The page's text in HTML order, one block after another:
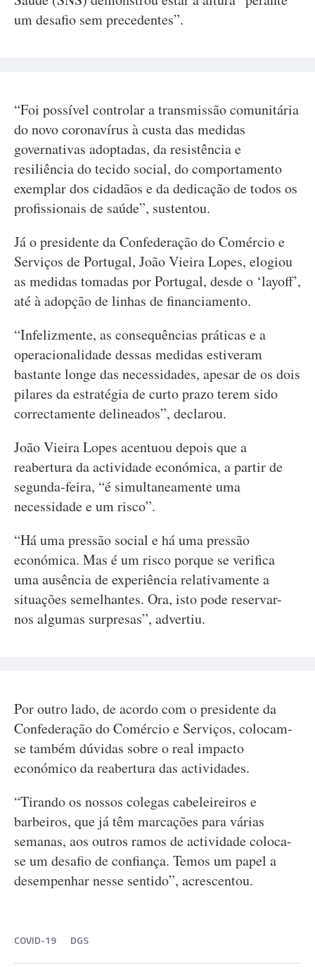
um desafio sem precedentes”.
“Foi possível controlar a transmissão comunitária
do novo coronavírus à custa das medidas
governativas adoptadas, da resistência e
resiliência do tecido social, do comportamento
exemplar dos cidadãos e da dedicação de todos os
profissionais de saúde”, sustentou.
Já o presidente da Confederação do Comércio e
Serviços de Portugal, João Vieira Lopes, elogiou
as medidas tomadas por Portugal, desde o ‘layoff’,
até à adopção de linhas de financiamento.
“Infelizmente, as consequências práticas e a
operacionalidade dessas medidas estiveram
bastante longe das necessidades, apesar de os dois
pilares da estratégia de curto prazo terem sido
correctamente delineados”, declarou.
João Vieira Lopes acentuou depois que a
reabertura da actividade económica, a partir de
segunda-feira, “é simultaneamente uma
necessidade e um risco”.
“Há uma pressão social e há uma pressão
económica. Mas é um risco porque se verifica
uma ausência de experiência relativamente a
situações semelhantes. Ora, isto pode reservar-
nos algumas surpresas”, advertiu.
Por outro lado, de acordo com o presidente da
Confederação do Comércio e Serviços, colocam-
se também dúvidas sobre o real impacto
económico da reabertura das actividades.
“Tirando os nossos colegas cabeleireiros e
barbeiros, que já têm marcações para várias
semanas, aos outros ramos de actividade coloca-
se um desafio de confiança. Temos um papel a
desempenhar nesse sentido”, acrescentou.
COVID-19 DGS